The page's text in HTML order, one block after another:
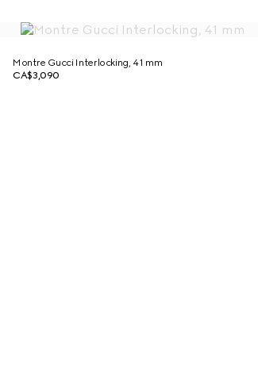
Montre Gucci Interlocking, 41 mm
CA$3,090